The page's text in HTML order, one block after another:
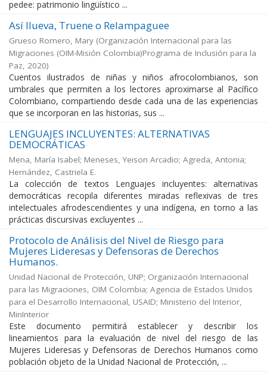
pedee: patrimonio lingüístico ...
Así llueva, Truene o Relampaguee
Grueso Romero, Mary (Organización Internacional para las
Migraciones (OIM-Misión Colombia)Programa de Inclusión para la
Paz, 2020)
Cuentos ilustrados de niñas y niños afrocolombianos, son
umbrales que permiten a los lectores aproximarse al Pacífico
Colombiano, compartiendo desde cada una de las experiencias
que se incorporan en las historias, sus ...
LENGUAJES INCLUYENTES: ALTERNATIVAS
DEMOCRÁTICAS
Mena, María Isabel; Meneses, Yeison Arcadio; Agreda, Antonia;
Hernández, Castriela E.
La colección de textos Lenguajes incluyentes: alternativas
democráticas recopila diferentes miradas reflexivas de tres
intelectuales afrodescendientes y una indígena, en torno a las
prácticas discursivas excluyentes ...
Protocolo de Análisis del Nivel de Riesgo para
Mujeres Lideresas y Defensoras de Derechos
Humanos.
Unidad Nacional de Protección, UNP; Organización Internacional
para las Migraciones, OIM Colombia; Agencia de Estados Unidos
para el Desarrollo Internacional, USAID; Ministerio del Interior,
MinInterior
Este documento permitirá establecer y describir los
lineamientos para la evaluación de nivel del riesgo de las
Mujeres Lideresas y Defensoras de Derechos Humanos como
población objeto de la Unidad Nacional de Protección, ...